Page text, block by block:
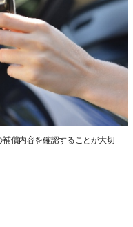
償内容を確認することが大切